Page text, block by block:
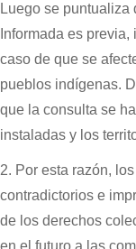
Luego se puntualiza
Informada es
caso de que se
pueblos indígenas.
que la consulta se
instaladas y los
2. Por esta razón,
contradictorios e
de los derechos